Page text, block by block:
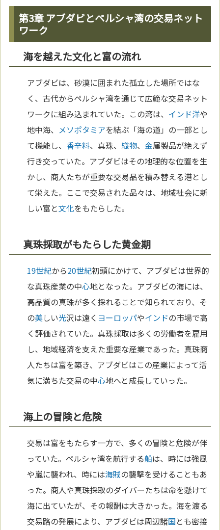
第3章 アブダビとペルシャ湾の交易ネット
ワーク
海を越えた文化と富の流れ
アブダビは、砂漠に囲まれた孤立した場所ではな
く、古代からペルシャ湾を通じて広範な交易ネット
ワークに組み込まれていた。この湾は、 インド洋や
地中海、 メソポタミアを結ぶ「海の道」の一部とし
て機能し、 香辛料、真珠、織物、金属製品が絶えず
行き交っていた。アブダビはその地理的な位置を生
かし、商人たちが重要な交易品を積み替える港とし
て栄えた。ここで交易された品々は、地域社会に新
しい富と文化をもたらした。
真珠採取がもたらした黄金期
19世紀から20世紀初頭にかけて、アブダビは世界的
な真珠産業の中心地となった。アブダビの海には、
高品質の真珠が多く採れることで知られており、そ
の美しい光沢は遠く ヨーロッパやインドの市場で高
く評価されていた。真珠採取は多くの労働者を雇用
し、地域経済を支えた重要な産業であった。真珠商
人たちは富を築き、アブダビはこの産業によって活
気に満ちた交易の中心地へと成長していった。
海上の冒険と危険
交易は富をもたらす一方で、多くの冒険と危険が伴
っていた。ペルシャ湾を航行する船は、時には強風
や嵐に襲われ、時には海賊の襲撃を受けることもあ
った。商人や真珠採取のダイバーたちは命を懸けて
海に出ていたが、その報酬は大きかった。海を渡る
交易路の発展により、アブダビは周辺諸国とも密接